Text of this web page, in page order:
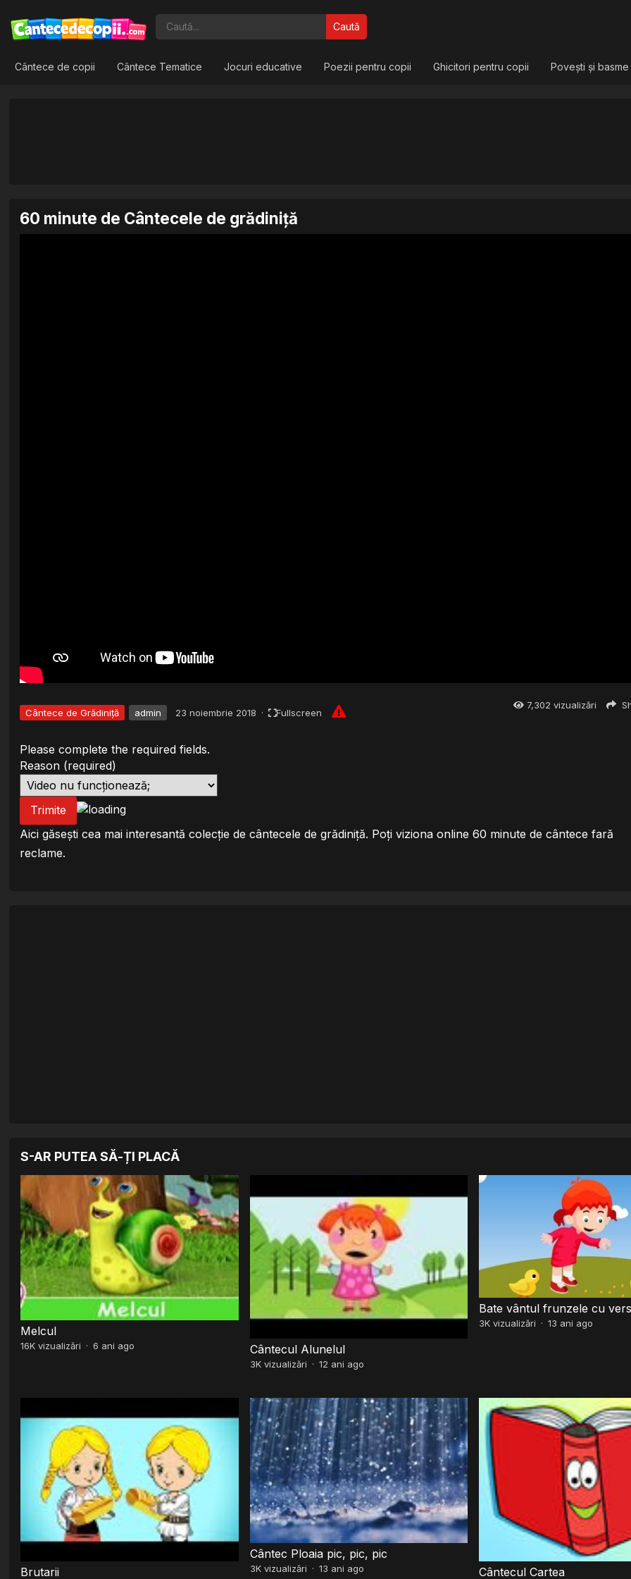
Caută
Cântece de copii Cântece Tematice Jocuri educative Poezii pentru copii Ghicitori pentru copii Povești și
60 minute de Cântecele de grădiniță
Cântece de Grădiniță admin 23 noiembrie 2018 · Fullscreen
7,302 vizualizări
Please complete the required fields.
Reason (required)
Trimite
Aici găsești cea mai interesantă colecție de cântecele de grădiniță. Poți viziona online 60 minute de cântece fară
reclame.
S-AR PUTEA SĂ-ȚI PLACĂ
Melcul
16K vizualizări · 6 ani ago Cântecul Alunelul
3Kvizualizări · 12 ani ago
Bate vântul frunzele cu
3Kvizualizări · 13 ani ago
Brutarii
Cântec Ploaia pic, pic, pic
3Kvizualizări · 13 ani ago Cântecul Cartea